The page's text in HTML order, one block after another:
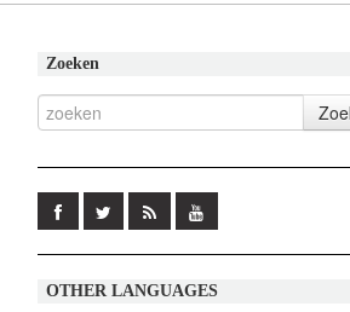
Zoeken
OTHER LANGUAGES